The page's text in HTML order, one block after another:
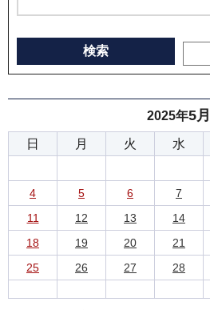
2025年5月
日 月 火 水
4
5 6 7
11
12 13 14
18
19 20 21
25
26 27 28